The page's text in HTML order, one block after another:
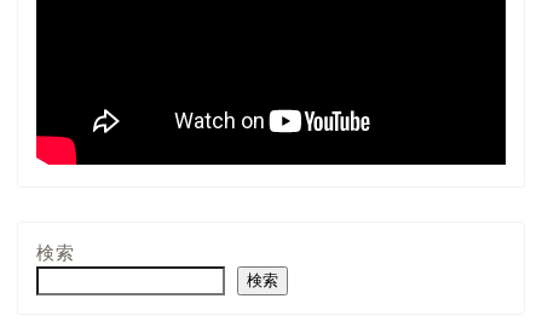
検索
検索